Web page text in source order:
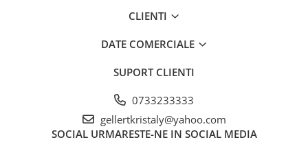
Pistol pneumatic
CLIENTI
DATE COMERCIALE
SUPORT CLIENTI
0733233333
gellertkristaly@yahoo.com
SOCIAL URMARESTE-NE IN SOCIAL MEDIA